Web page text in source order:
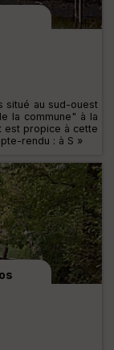
situé au sud-ouest
la commune" à la
est propice à cette
rendu : à S »